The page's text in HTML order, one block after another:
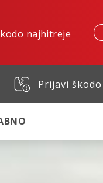
najhitreje
Prijavi škodo